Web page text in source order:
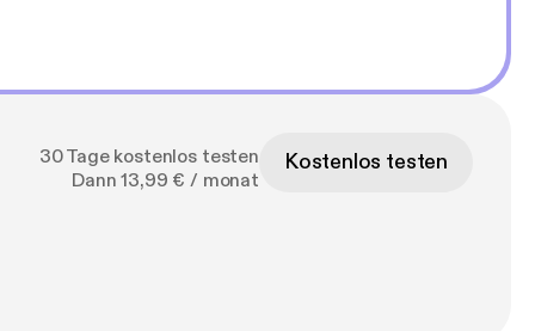
30 Tage kostenlos testen
Dann 13,99 € / monat
Kostenlos testen